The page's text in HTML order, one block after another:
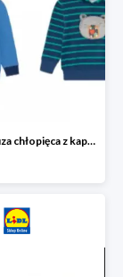
LUPILU® Bluza chłopięca z kapturem